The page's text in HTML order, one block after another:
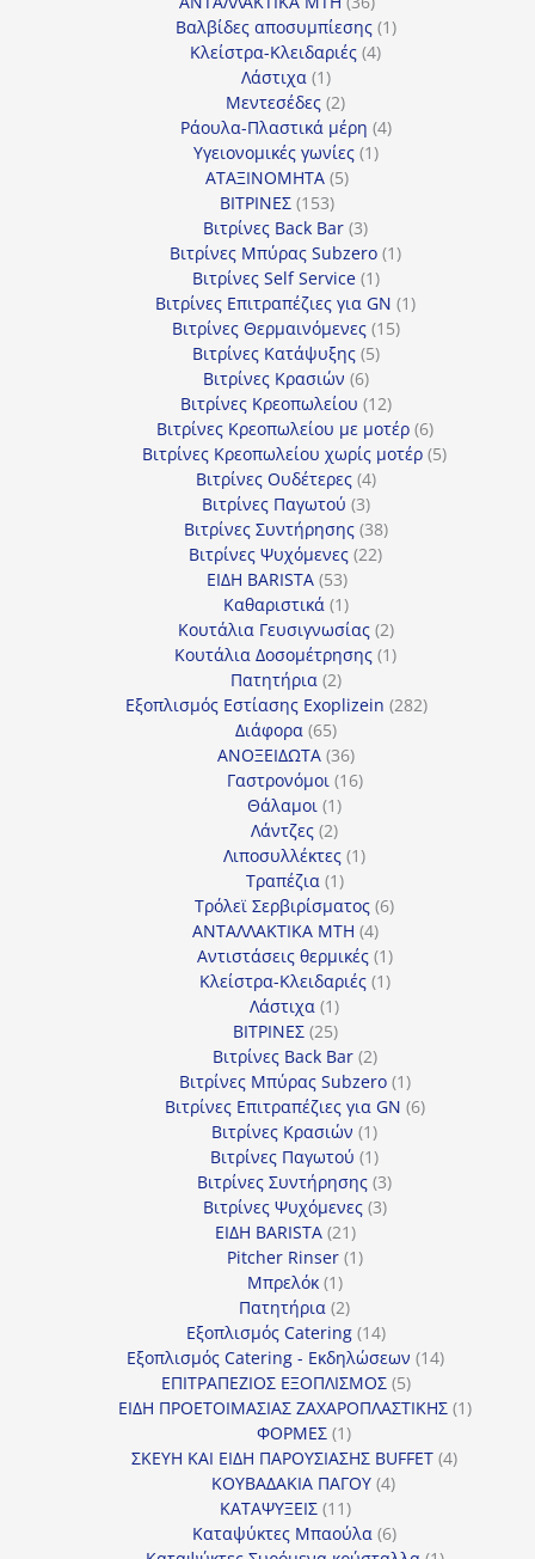
προϊόντα
Βαλβίδες αποσυμπίεσης 11
Κλείστρα-Κλειδαριές 44
Λάστιχα 11
προϊόν
Μεντεσέδες 22
προϊόντα
Ράουλα-Πλαστικά μέρη 44
Υγειονομικές γωνίες 11
ΑΤΑΞΙΝΟΜΗΤΑ 55
ΒΙΤΡΙΝΕΣ 153153
προϊόντα
Βιτρίνες Back Bar 33
προϊόντα
Βιτρίνες Mπύρας Subzero 11
Βιτρίνες Self Service 11
προϊόν
Βιτρίνες Επιτραπέζιες για GN 11
Βιτρίνες Θερμαινόμενες 1515
Βιτρίνες Κατάψυξης 55
Βιτρίνες Κρασιών 66
προϊόντα
Βιτρίνες Κρεοπωλείου 1212
προϊόντα
Βιτρίνες Κρεοπωλείου με μοτέρ 66
προϊόντα
Βιτρίνες Κρεοπωλείου χωρίς μοτέρ 55
Βιτρίνες Ουδέτερες 44
προϊόντα
Βιτρίνες Παγωτού 33
προϊόντα
Βιτρίνες Συντήρησης 3838
προϊόντα
Βιτρίνες Ψυχόμενες 2222
ΕΙΔΗ BARISTA 5353
προϊόντα
Καθαριστικά 11
προϊόν
Κουτάλια Γευσιγνωσίας 22
προϊόντα
Κουτάλια Δοσομέτρησης 11
Πατητήρια 22
προϊόντα
Εξοπλισμός Εστίασης Exoplizein 282282
Διάφορα 6565
προϊόντα
ΑΝΟΞΕΙΔΩΤΑ 3636
προϊόντα
Γαστρονόμοι 1616
Θάλαμοι 11
προϊόν
Λάντζες 22
προϊόντα
Λιποσυλλέκτες 11
Τραπέζια 11
προϊόν
Τρόλεϊ Σερβιρίσματος 66
ΑΝΤΑΛΛΑΚΤΙΚΑ MTH 44
προϊόντα
Αντιστάσεις θερμικές 11
προϊόν
Κλείστρα-Κλειδαριές 11
Λάστιχα 11
προϊόν
ΒΙΤΡΙΝΕΣ 2525
προϊόντα
Βιτρίνες Back Bar 22
προϊόντα
Βιτρίνες Mπύρας Subzero 11
προϊόν
Βιτρίνες Επιτραπέζιες για GN 66
Βιτρίνες Κρασιών 11
προϊόν
Βιτρίνες Παγωτού 11
προϊόν
Βιτρίνες Συντήρησης 33
προϊόντα
Βιτρίνες Ψυχόμενες 33
ΕΙΔΗ BARISTA 2121
προϊόντα
Pitcher Rinser 11
Μπρελόκ 11
προϊόν
Πατητήρια 22
προϊόντα
Εξοπλισμός Catering 1414
προϊόντα
Εξοπλισμός Catering - Εκδηλώσεων 1414
ΕΠΙΤΡΑΠΕΖΙΟΣ ΕΞΟΠΛΙΣΜΟΣ 55
προϊόντα
ΕΙΔΗ ΠΡΟΕΤΟΙΜΑΣΙΑΣ ΖΑΧΑΡΟΠΛΑΣΤΙΚΗΣ 11
ΦΟΡΜΕΣ 11
προϊόν
ΣΚΕΥΗ ΚΑΙ ΕΙΔΗ ΠΑΡΟΥΣΙΑΣΗΣ BUFFET 44
ΚΟΥΒΑΔΑΚΙΑ ΠΑΓΟΥ 44
ΚΑΤΑΨΥΞΕΙΣ 1111
προϊόντα
Καταψύκτες Μπαούλα 66